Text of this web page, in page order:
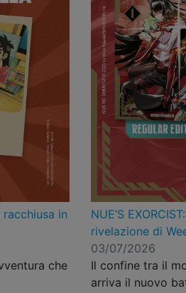
racchiusa in
che
NUE’S
rivelazione di
03/07/2026
Il confine tra il
arriva il nuovo